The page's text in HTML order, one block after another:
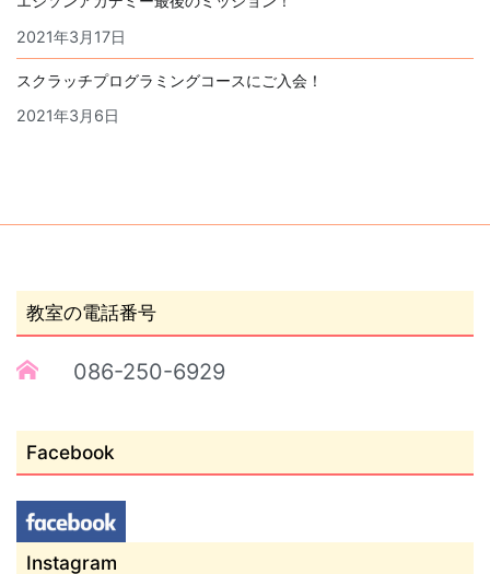
2021年3月17日
スクラッチプログラミングコースにご入会！
2021年3月6日
教室の電話番号
086-250-6929
Facebook
Instagram